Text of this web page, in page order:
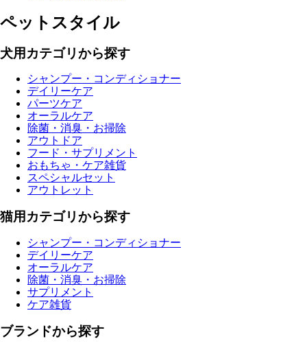
ペットスタイル
犬用カテゴリから探す
シャンプー・コンディショナー
デイリーケア
パーツケア
オーラルケア
除菌・消臭・お掃除
アウトドア
フード・サプリメント
おもちゃ・ケア雑貨
スペシャルセット
アウトレット
猫用カテゴリから探す
シャンプー・コンディショナー
デイリーケア
オーラルケア
除菌・消臭・お掃除
サプリメント
ケア雑貨
ブランドから探す